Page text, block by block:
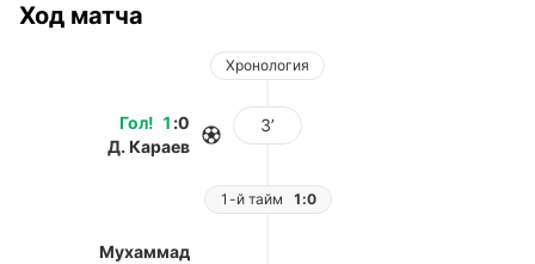
Ход матча
Хронология
Гол! 1 :0
Д. Караев
3’
1-й тайм 1:0
Мухаммад